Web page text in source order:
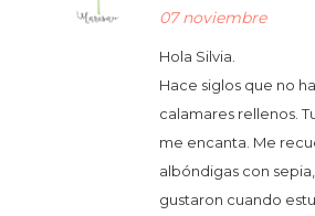
07 noviembre
Hola Silvia.
Hace siglos que no
calamares rellenos.
me encanta. Me
albóndigas con
gustaron cuando